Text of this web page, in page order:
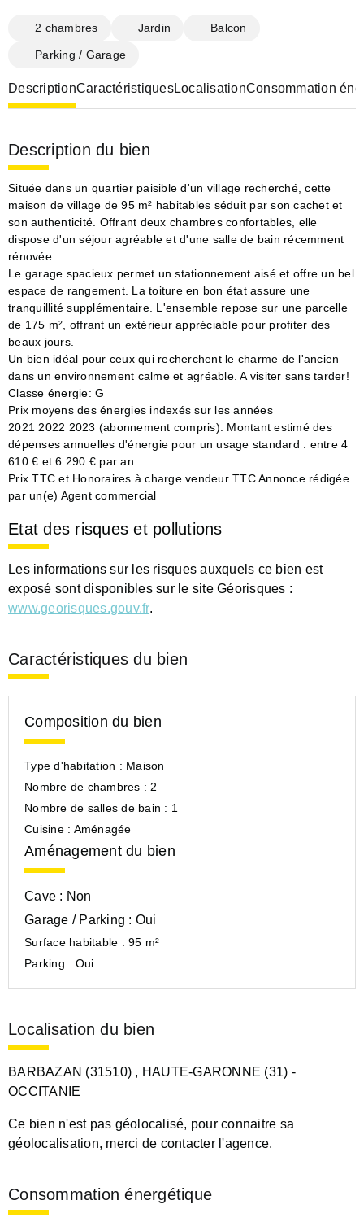
2 chambres Jardin Balcon
Parking / Garage
DescriptionCaractéristiquesLocalisationConsommation
Description du bien
Située dans un quartier paisible d'un village recherché, cette
maison de village de 95 m² habitables séduit par son cachet et
son authenticité. Offrant deux chambres confortables, elle
dispose d'un séjour agréable et d'une salle de bain récemment
rénovée.
Le garage spacieux permet un stationnement aisé et offre un bel
espace de rangement. La toiture en bon état assure une
tranquillité supplémentaire. L'ensemble repose sur une parcelle
de 175 m², offrant un extérieur appréciable pour profiter des
beaux jours.
Un bien idéal pour ceux qui recherchent le charme de l'ancien
dans un environnement calme et agréable. A visiter sans tarder!
Classe énergie: G
Prix moyens des énergies indexés sur les années
2021 2022 2023 (abonnement compris). Montant estimé des
dépenses annuelles d'énergie pour un usage standard : entre 4
610 € et 6 290 € par an.
Prix TTC et Honoraires à charge vendeur TTC Annonce rédigée
par un(e) Agent commercial
Etat des risques et pollutions
Les informations sur les risques auxquels ce bien est
exposé sont disponibles sur le site Géorisques :
www.georisques.gouv.fr.
Caractéristiques du bien
Composition du bien
Type d'habitation : Maison
Nombre de chambres : 2
Nombre de salles de bain : 1
Cuisine : Aménagée
Aménagement du bien
Cave : Non
Garage / Parking : Oui
Surface habitable : 95 m²
Parking : Oui
Localisation du bien
BARBAZAN (31510) , HAUTE-GARONNE (31) -
OCCITANIE
Ce bien n'est pas géolocalisé, pour connaitre sa
géolocalisation, merci de contacter l'agence.
Consommation énergétique